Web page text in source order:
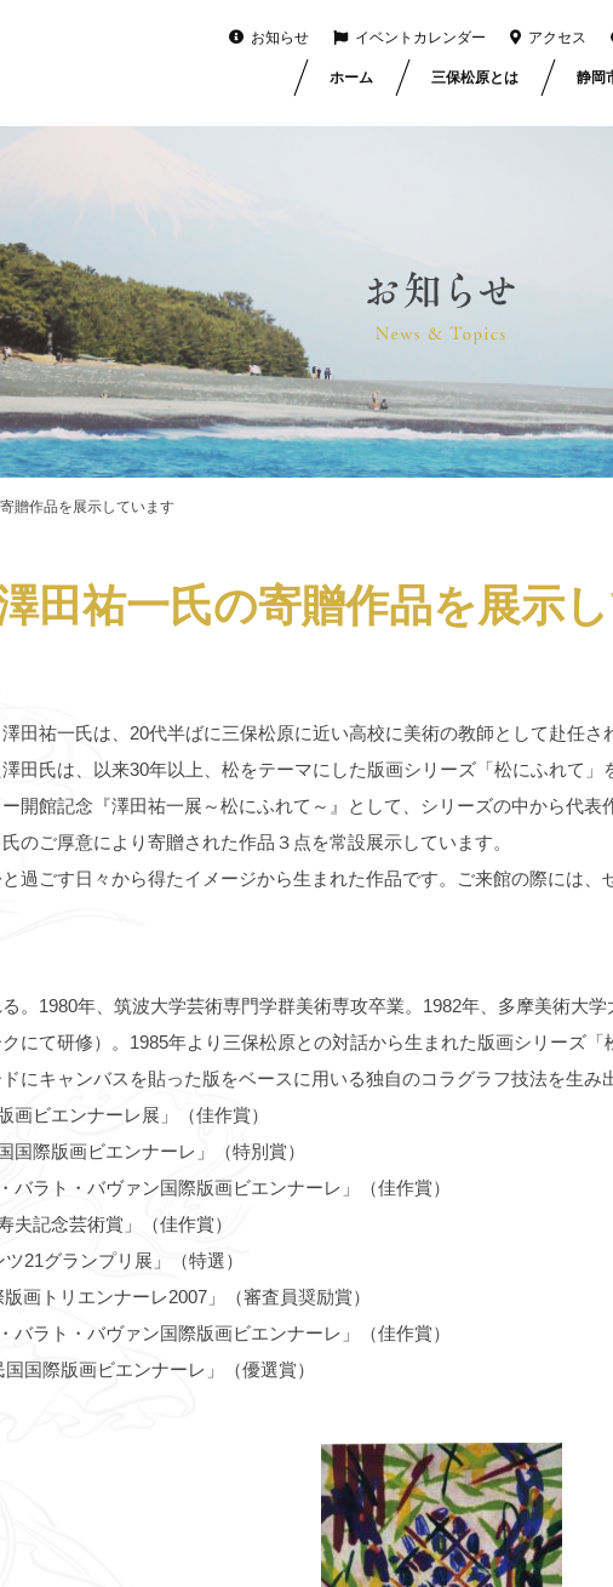
お知らせ イベントカレンダー アクセス
ホーム 三保松原とは 静岡
贈作品を展示しています
田祐一氏の寄贈作品を展示
田祐一氏は、20代半ばに三保松原に近い高校に美術の教師として赴任
田氏は、以来30年以上、松をテーマにした版画シリーズ「松にふれて
開館記念『澤田祐一展～松にふれて～』として、シリーズの中から代表
のご厚意により寄贈された作品３点を常設展示しています。
過ごす日々から得たイメージから生まれた作品です。ご来館の際には、
。1980年、筑波大学芸術専門学群美術専攻卒業。1982年、多摩美術大
にて研修）。1985年より三保松原との対話から生まれた版画シリーズ
にキャンバスを貼った版をベースに用いる独自のコラグラフ技法を生み
画ビエンナーレ展」（佳作賞）
国際版画ビエンナーレ」（特別賞）
バラト・バヴァン国際版画ビエンナーレ」（佳作賞）
夫記念芸術賞」（佳作賞）
21グランプリ展」（特選）
画トリエンナーレ2007」（審査員奨励賞）
バラト・バヴァン国際版画ビエンナーレ」（佳作賞）
国際版画ビエンナーレ」（優選賞）